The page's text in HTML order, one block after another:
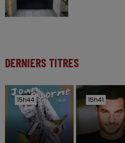
DERNIERS TITRES
15h44
15h44 15h41
15h41